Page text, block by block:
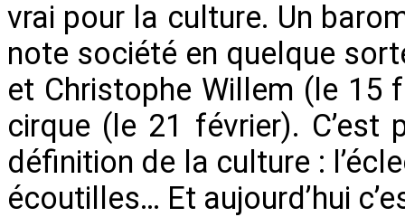
vrai pour la culture. Un
note société en quelque
et Christophe Willem (le 15
cirque (le 21 février).
définition de la culture :
écoutilles… Et aujourd’hui